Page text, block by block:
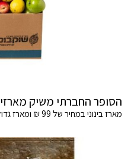
הסופר החברתי משיק מארזי
מארז בינוני במחיר של 99 ₪ ומארז גדול ב-149 ₪.